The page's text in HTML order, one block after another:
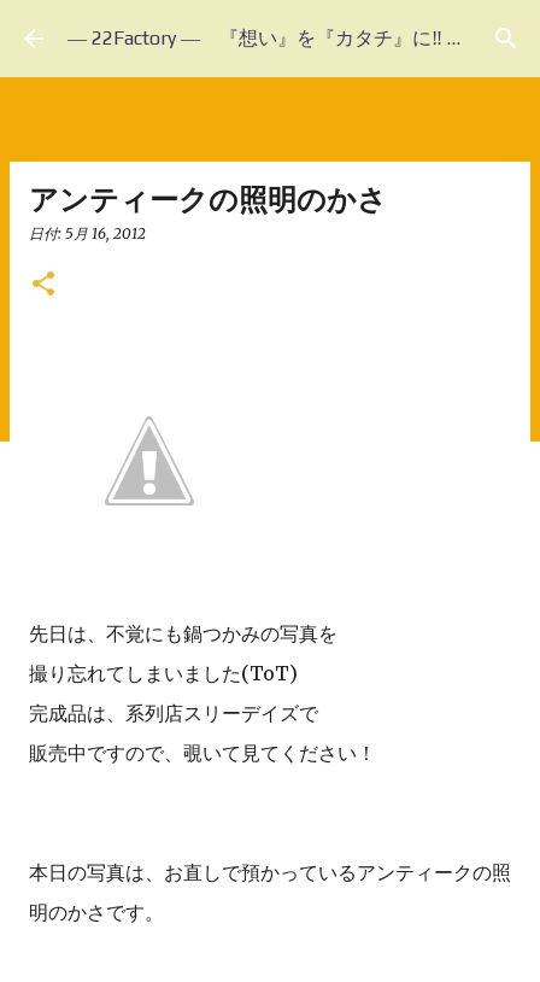
スキップしてメイン コンテンツに移動 ― 22Factory ― 『想い』を『カタチ』に‼ 未体験のフルオーダーメイド
アンティークの照明のかさ
日付: 5月 16, 2012
先日は、不覚にも鍋つかみの写真を
撮り忘れてしまいました(ToT)
完成品は、系列店スリーデイズで
販売中ですので、覗いて見てください！
本日の写真は、お直しで預かっているアンティークの照
明のかさです。